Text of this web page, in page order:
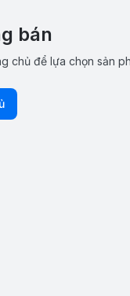
bán
chủ để lựa chọn sản